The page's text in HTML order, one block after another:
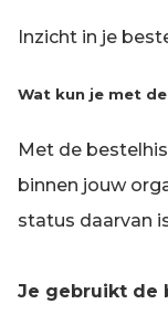
Inzicht in je
Wat kun je met
Met de
binnen jouw
status daarvan
Je gebruikt de